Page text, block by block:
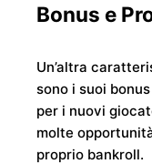
Bonus e
Un’altra
sono i suoi
per i nuovi
molte
proprio bankroll.